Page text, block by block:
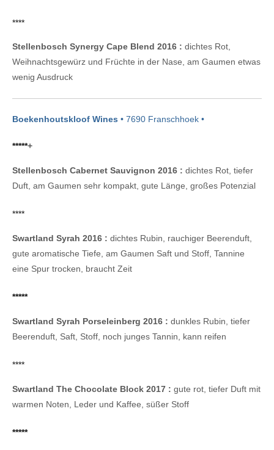
****
Stellenbosch Synergy Cape Blend 2016 : dichtes Rot,
Weihnachtsgewürz und Früchte in der Nase, am Gaumen etwas
wenig Ausdruck
Boekenhoutskloof Wines • 7690 Franschhoek •
*****+
Stellenbosch Cabernet Sauvignon 2016 : dichtes Rot, tiefer
Duft, am Gaumen sehr kompakt, gute Länge, großes Potenzial
****
Swartland Syrah 2016 : dichtes Rubin, rauchiger Beerenduft,
gute aromatische Tiefe, am Gaumen Saft und Stoff, Tannine
eine Spur trocken, braucht Zeit
*****
Swartland Syrah Porseleinberg 2016 : dunkles Rubin, tiefer
Beerenduft, Saft, Stoff, noch junges Tannin, kann reifen
****
Swartland The Chocolate Block 2017 : gute rot, tiefer Duft mit
warmen Noten, Leder und Kaffee, süßer Stoff
*****